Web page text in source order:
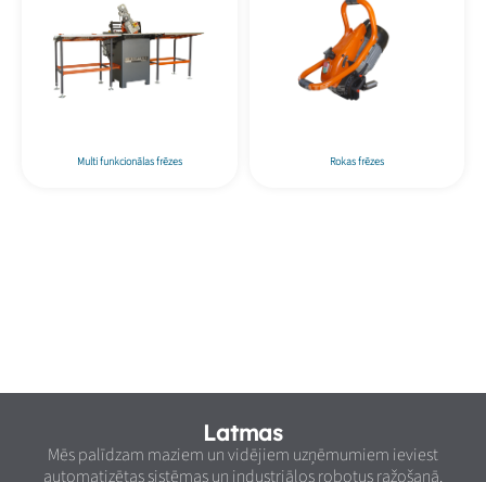
Multi funkcionālas frēzes Rokas frēzes
Latmas
Mēs palīdzam maziem un vidējiem uzņēmumiem ieviest
automatizētas sistēmas un industriālos robotus ražošanā.